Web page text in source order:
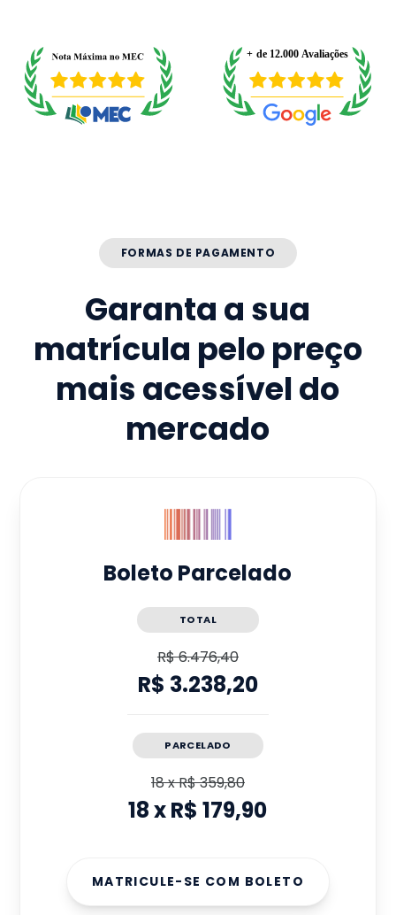
FORMAS DE PAGAMENTO
Garanta a sua
matrícula pelo preço
mais acessível do
mercado
Boleto Parcelado
TOTAL
R$ 6.476,40
R$ 3.238,20
PARCELADO
18xR$ 359,80
18xR$ 179,90
MATRICULE-SE COM BOLETO